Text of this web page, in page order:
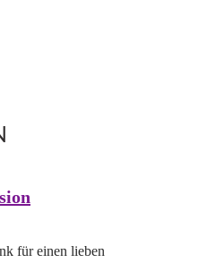
für einen lieben